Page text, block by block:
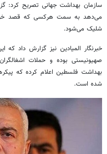
سازمان بهداشت جهانی تصریح
می‌دهد به سمت هرکسی که قصد خروج
شلیک می‌شود.
خبرنگار المیادین نیز گزارش داد
صهیونیستی بوده و حملات
بهداشت فلسطین اعلام کرده که
شده است.